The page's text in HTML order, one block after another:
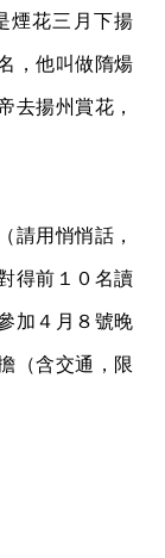
煙花三月下揚
，他叫做隋煬
去揚州賞花，
請用悄悄話，
得前１０名讀
加４月８號晚
（含交通，限